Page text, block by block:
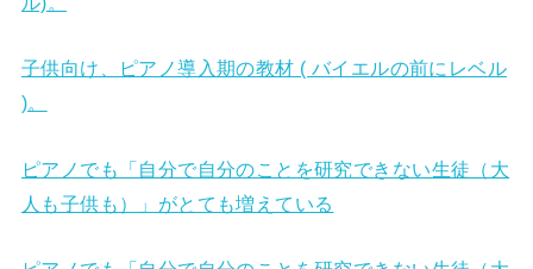
子供向け、ピアノ導入期の教材 ( バイエルの前にレベル
)。
ピアノでも「自分で自分のことを研究できない生徒（大
人も子供も）」がとても増えている